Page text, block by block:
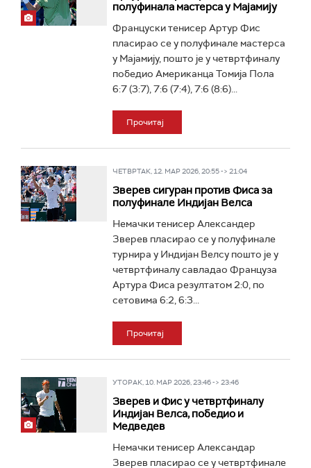
полуфинала мастерса у Мајамију
Француски тенисер Артур Фис
пласирао се у полуфинале мастерса
у Мајамију, пошто је у четвртфиналу
победио Американца Томија Пола
6:7 (3:7), 7:6 (7:4), 7:6 (8:6)...
Прочитај
ЧЕТВРТАК, 12. МАР 2026, 20:55 -> 21:04
Зверев сигуран против Фиса за
полуфинале Индијан Велса
Немачки тенисер Александер
Зверев пласирао се у полуфинале
турнира у Индијан Велсу пошто је у
четвртфиналу савладао Француза
Артура Фиса резултатом 2:0, по
сетовима 6:2, 6:3...
Прочитај
УТОРАК, 10. МАР 2026, 23:46 -> 23:46
Зверев и Фис у четвртфиналу
Индијан Велса, победио и
Медведев
Немачки тенисер Александар
Зверев пласирао се у четвртфинале